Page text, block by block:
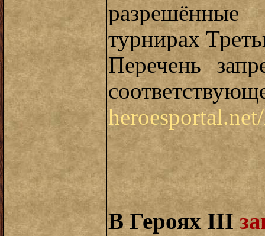
турнирах
Перечень
В Героях III